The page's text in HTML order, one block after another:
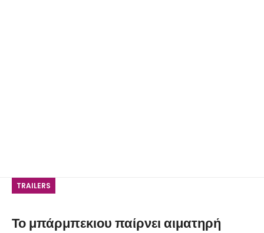
TRAILERS
Το μπάρμπεκιου παίρνει αιματηρή